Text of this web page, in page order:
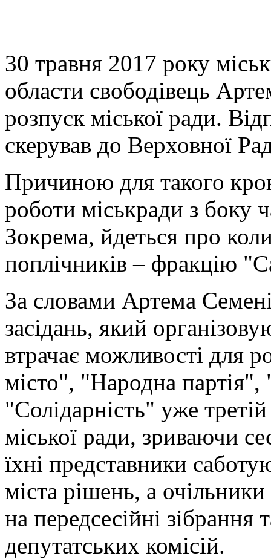
30 травня 2017 року
области свободівець
розпуск міської ради.
скерував до Верховної
Причиною для такого
роботи міськради з боку
Зокрема, йдеться про
поплічників ‒ фракцію
За словами Артема
засідань, який
втрачає можливості для
місто", "Народна
"Солідарність" уже
міської ради, зриваючи
їхні представники
міста рішень, а
на передсесійні зібрання
депутатських комісій.